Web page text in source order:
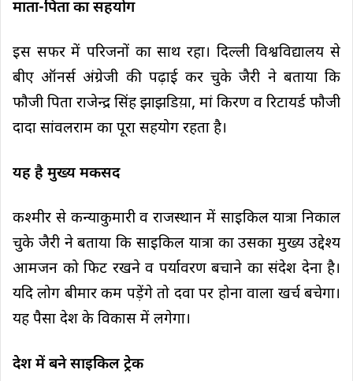
माता-पिता का सहयोग
इस सफर में परिजनों का साथ रहा। दिल्ली विश्वविद्यालय से
बीए ऑनर्स अंग्रेजी की पढ़ाई कर चुके जैरी ने बताया कि
फौजी पिता राजेन्द्र सिंह झाझडिय़ा, मां किरण व रिटायर्ड फौजी
दादा सांवलराम का पूरा सहयोग रहता है।
यह है मुख्य मकसद
कश्मीर से कन्याकुमारी व राजस्थान में साइकिल यात्रा निकाल
चुके जैरी ने बताया कि साइकिल यात्रा का उसका मुख्य उद्देश्य
आमजन को फिट रखने व पर्यावरण बचाने का संदेश देना है।
यदि लोग बीमार कम पड़ेंगे तो दवा पर होना वाला खर्च बचेगा।
यह पैसा देश के विकास में लगेगा।
देश में बने साइकिल ट्रेक